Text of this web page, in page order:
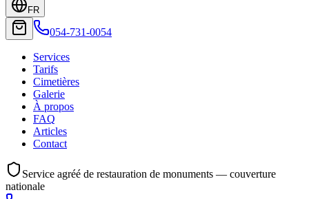
FR
054-731-0054
Services
Tarifs
Cimetières
Galerie
À propos
FAQ
Articles
Contact
Service agréé de restauration de monuments — couverture
nationale